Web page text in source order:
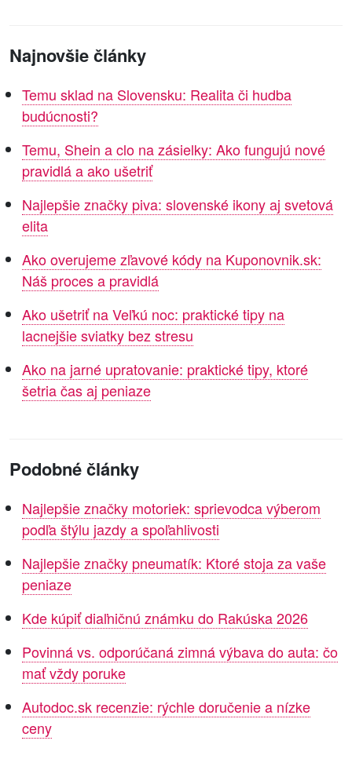
Najnovšie články
Temu sklad na Slovensku: Realita či hudba
budúcnosti?
Temu, Shein a clo na zásielky: Ako fungujú nové
pravidlá a ako ušetriť
Najlepšie značky piva: slovenské ikony aj svetová
elita
Ako overujeme zľavové kódy na Kuponovnik.sk:
Náš proces a pravidlá
Ako ušetriť na Veľkú noc: praktické tipy na
lacnejšie sviatky bez stresu
Ako na jarné upratovanie: praktické tipy, ktoré
šetria čas aj peniaze
Podobné články
Najlepšie značky motoriek: sprievodca výberom
podľa štýlu jazdy a spoľahlivosti
Najlepšie značky pneumatík: Ktoré stoja za vaše
peniaze
Kde kúpiť diaľničnú známku do Rakúska 2026
Povinná vs. odporúčaná zimná výbava do auta: čo
mať vždy poruke
Autodoc.sk recenzie: rýchle doručenie a nízke
ceny